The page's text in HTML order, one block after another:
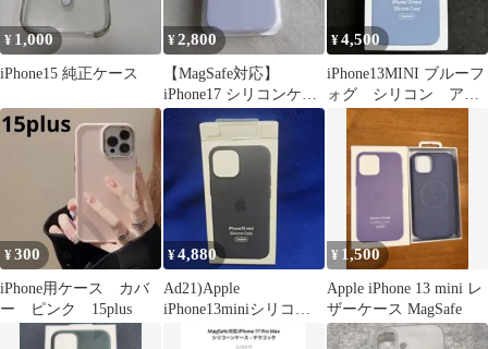
¥ 1,000
iPhone15 純正ケース
¥2,800
【MagSafe対応】
iPhone17 シリコンケー
ス ラベンダー パープル
¥4,500
iPhone13MINI ブルーフ
ォグ シリコン アッ
¥300
iPhone用ケース カバ
ー ピンク 15plus
¥4,880
Ad21)Apple
iPhone13miniシリコー
ンケース Midnight
¥ 1,500
Apple iPhone 13 mini レ
ザーケース MagSafe